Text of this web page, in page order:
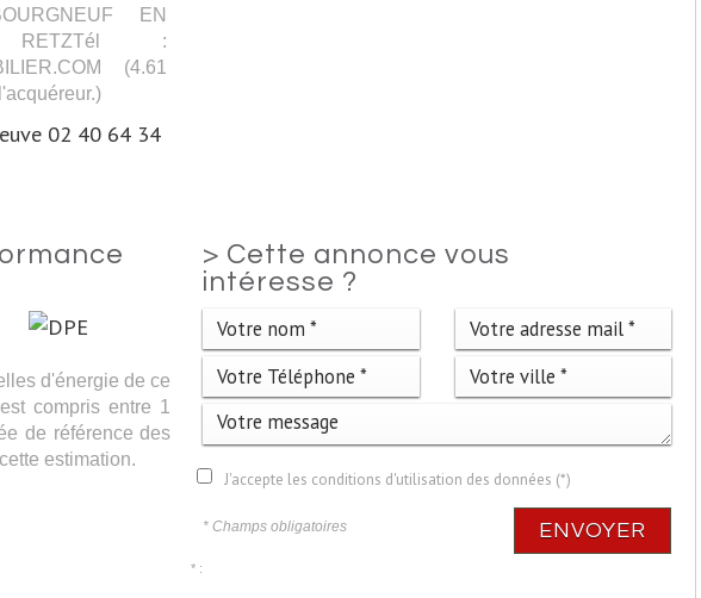
EN
RETZTél :
(4.61
02 40 64 34
d'énergie de ce
compris entre 1
de référence des
estimation.
> Cette annonce vous
intéresse ?
J'accepte les conditions d'utilisation des données (*)
* Champs obligatoires ENVOYER
* :